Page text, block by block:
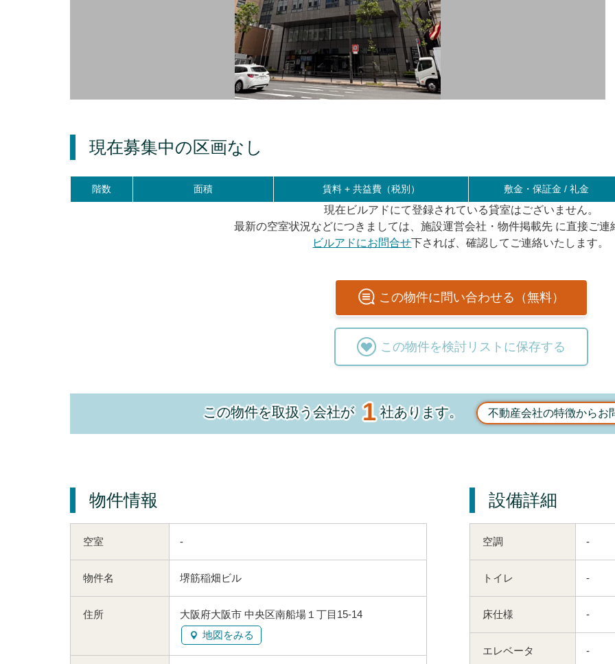
現在募集中の区画なし
階数 面積 賃料 +共益費（税別） 敷金・保証金 / 礼金
現在ビルアドにて登録されている貸室はございません。
最新の空室状況などにつきましては、施設運営会社・物件掲載先 に直接ご連
ビルアドにお問合せ下されば、確認してご連絡いたします。
この物件に問い合わせる（無料）
この物件を検討リストに保存する
この物件を取扱う会社が1社あります。 不動産会社の特徴からお
物件情報
空室 -
物件名 堺筋稲畑ビル
住所
大阪府大阪市 中央区南船場１丁目15-14
地図をみる
設備詳細
空調 -
トイレ -
床仕様 -
エレベータ -